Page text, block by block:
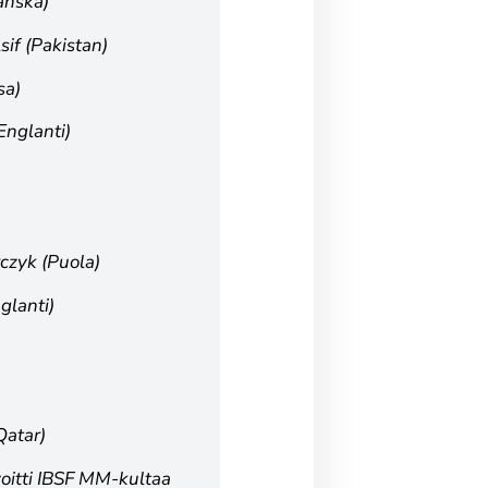
(Pakistan)
(Puola)
IBSF MM-kultaa